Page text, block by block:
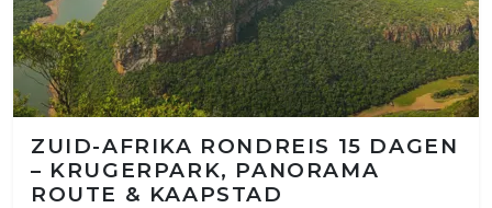
ZUID-AFRIKA RONDREIS 15 DAGEN
– KRUGERPARK, PANORAMA
ROUTE & KAAPSTAD